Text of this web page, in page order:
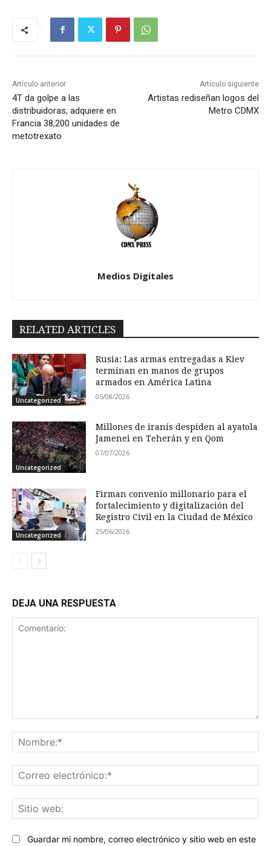
Artículo anterior
4T da golpe a las
distribuidoras, adquiere en
Francia 38,200 unidades de
metotrexato
Artículo siguiente
Artistas rediseñan logos del
Metro CDMX
Medios Digitales
RELATED ARTICLES
Uncategorized
Rusia: Las armas entregadas a Kiev
terminan en manos de grupos
armados en América Latina
05/08/2026
Uncategorized
Millones de iranís despiden al ayatola
Jamenei en Teherán y en Qom
07/07/2026
Uncategorized
Firman convenio millonario para el
fortalecimiento y digitalización del
Registro Civil en la Ciudad de México
25/06/2026
DEJA UNA RESPUESTA
Guardar mi nombre, correo electrónico y sitio web en este